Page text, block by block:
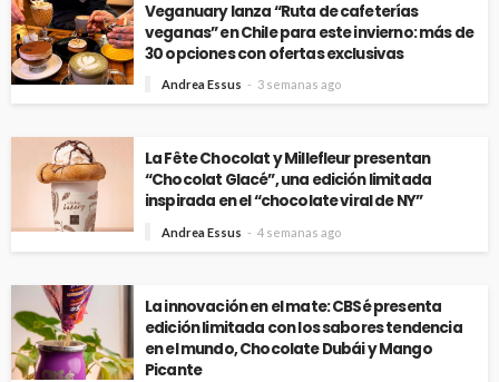
Veganuary lanza “Ruta de cafeterías
veganas” en Chile para este invierno: más de
30 opciones con ofertas exclusivas
Andrea Essus 3 semanas ago
La Fête Chocolat y Millefleur presentan
“Chocolat Glacé”, una edición limitada
inspirada en el “chocolate viral de NY”
Andrea Essus 4 semanas ago
La innovación en el mate: CBSé presenta
edición limitada con los sabores tendencia
en el mundo, Chocolate Dubái y Mango
Picante